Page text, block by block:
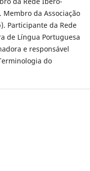
da Associação
Participante da Rede
de Língua Portuguesa
e responsável
do